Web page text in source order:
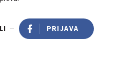
PRIJAVA